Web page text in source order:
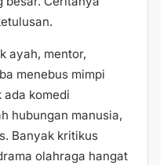
ayah, mentor,
menebus mimpi
komedi
hubungan manusia,
Banyak kritikus
olahraga hangat